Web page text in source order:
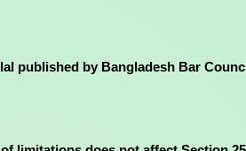
Jourlal published by Bangladesh Bar